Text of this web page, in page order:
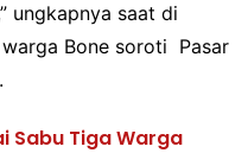
ungkapnya saat di
Bone soroti Pasar
Sabu Tiga Warga